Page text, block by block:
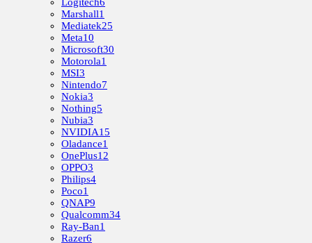
Logitech6
Marshall1
Mediatek25
Meta10
Microsoft30
Motorola1
MSI3
Nintendo7
Nokia3
Nothing5
Nubia3
NVIDIA15
Oladance1
OnePlus12
OPPO3
Philips4
Poco1
QNAP9
Qualcomm34
Ray-Ban1
Razer6